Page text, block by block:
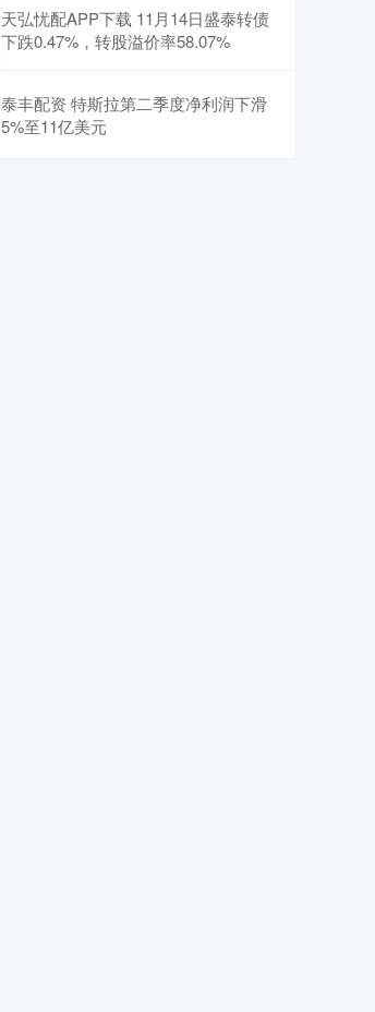
天弘忧配APP下载 11月14日盛泰转债
下跌0.47%，转股溢价率58.07%
泰丰配资 特斯拉第二季度净利润下滑
5%至11亿美元